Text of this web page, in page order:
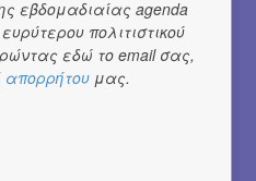
εβδομαδιαίας agenda
πολιτιστικού
εδώ το email σας,
απορρήτου μας.